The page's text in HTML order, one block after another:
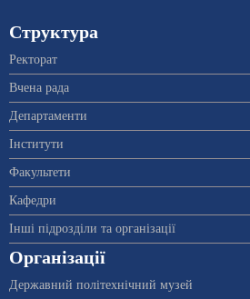
Структура
Ректорат
Вчена рада
Департаменти
Інститути
Факультети
Кафедри
Інші підрозділи та організації
Організації
Державний політехнічний музей